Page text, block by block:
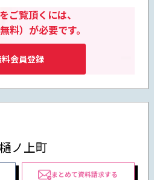
ご覧頂くには、
料）が必要です。
会員登録
ノ上町
まとめて資料請求する